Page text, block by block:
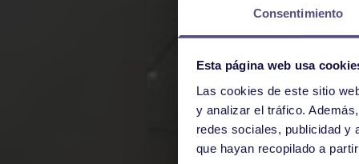
Consentimiento
Esta página web usa
Las cookies de este sitio
y analizar el tráfico.
redes sociales, publicidad y
que hayan recopilado a